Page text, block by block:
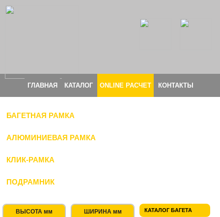
ГЛАВНАЯ КАТАЛОГ ONLINE РАСЧЕТ КОНТАКТЫ
БАГЕТНАЯ РАМКА
АЛЮМИНИЕВАЯ РАМКА
КЛИК-РАМКА
ПОДРАМНИК
ВЫСОТА мм ШИРИНА мм КАТАЛОГ БАГЕТА